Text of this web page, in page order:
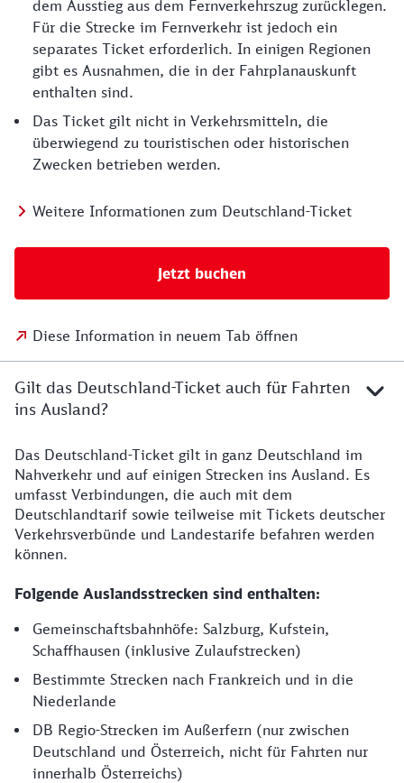
dem Ausstieg aus dem Fernverkehrszug zurücklegen.
Für die Strecke im Fernverkehr ist jedoch ein
separates Ticket erforderlich. In einigen Regionen
gibt es Ausnahmen, die in der Fahrplanauskunft
enthalten sind.
Das Ticket gilt nicht in Verkehrsmitteln, die
überwiegend zu touristischen oder historischen
Zwecken betrieben werden.
Weitere Informationen zum Deutschland-Ticket
Jetzt buchen
Diese Information in neuem Tab öffnen
Gilt das Deutschland-Ticket auch für Fahrten
ins Ausland?
Das Deutschland-Ticket gilt in ganz Deutschland im
Nahverkehr und auf einigen Strecken ins Ausland. Es
umfasst Verbindungen, die auch mit dem
Deutschlandtarif sowie teilweise mit Tickets deutscher
Verkehrsverbünde und Landestarife befahren werden
können.
Folgende Auslandsstrecken sind enthalten:
Gemeinschaftsbahnhöfe: Salzburg, Kufstein,
Schaffhausen (inklusive Zulaufstrecken)
Bestimmte Strecken nach Frankreich und in die
Niederlande
DB Regio-Strecken im Außerfern (nur zwischen
Deutschland und Österreich, nicht für Fahrten nur
innerhalb Österreichs)